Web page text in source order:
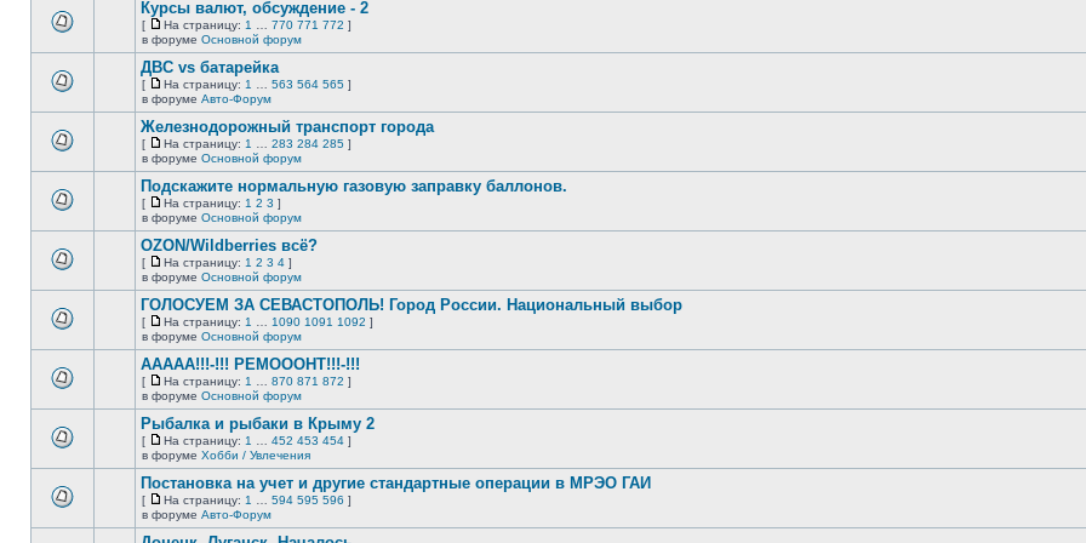
непрочитанных
сообщений.
этой
непрочитанных
сообщений.
Курсы валют, обсуждение - 2
[
На
страницу
На страницу: 1 770 771 772 ]
в форуме Основной форум
этой
непрочитанных
сообщений.
ДВС vs батарейка
[
На
страницу
На страницу: 1 563 564 565 ]
в форуме Авто-Форум
этой
непрочитанных
сообщений.
Железнодорожный транспорт города
[
На
страницу
На страницу: 1 283 284 285 ]
в форуме Основной форум
этой
непрочитанных
сообщений.
Подскажите нормальную газовую заправку баллонов.
[
На
страницу
На страницу: 1 2 3 ]
в форуме Основной форум
этой
непрочитанных
OZON/Wildberries всё?
[
На
страницу
На страницу: 1 2 3 4 ]
в форуме Основной форум
этой
непрочитанных
сообщений.
ГОЛОСУЕМ ЗА СЕВАСТОПОЛЬ! Город России. Национальный выбор
[
На
страницу
На страницу: 1 1090 1091 1092 ]
в форуме Основной форум
этой
непрочитанных
сообщений.
ААААА!!!-!!! РЕМОООНТ!!!-!!!
[
На
страницу
На страницу: 1 870 871 872 ]
в форуме Основной форум
этой
непрочитанных
сообщений.
Рыбалка и рыбаки в Крыму 2
[
На
страницу
На страницу: 1 452 453 454 ]
в форуме Хобби / Увлечения
этой
Постановка на учет и другие стандартные операции в МРЭО ГАИ
[
На
страницу
На страницу: 1 594 595 596 ]
в форуме Авто-Форум